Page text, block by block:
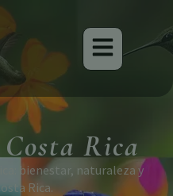
Rica
bienestar, naturaleza y
Rica.